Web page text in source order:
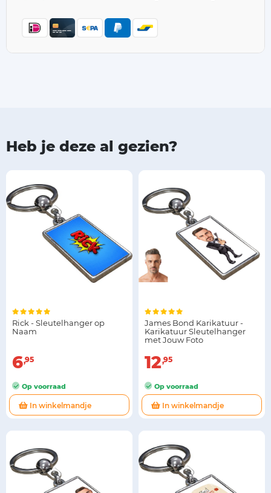
Heb je deze al gezien?
Rick - Sleutelhanger op
Naam
6 95
Op voorraad
In winkelmandje
James Bond Karikatuur -
Karikatuur Sleutelhanger
met Jouw Foto
12 95
Op voorraad
In winkelmandje